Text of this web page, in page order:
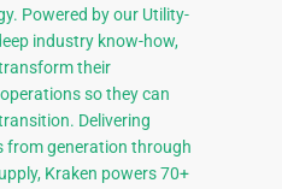
Powered by our Utility-
industry know-how,
their
so they can
Delivering
from generation through
Kraken powers 70+